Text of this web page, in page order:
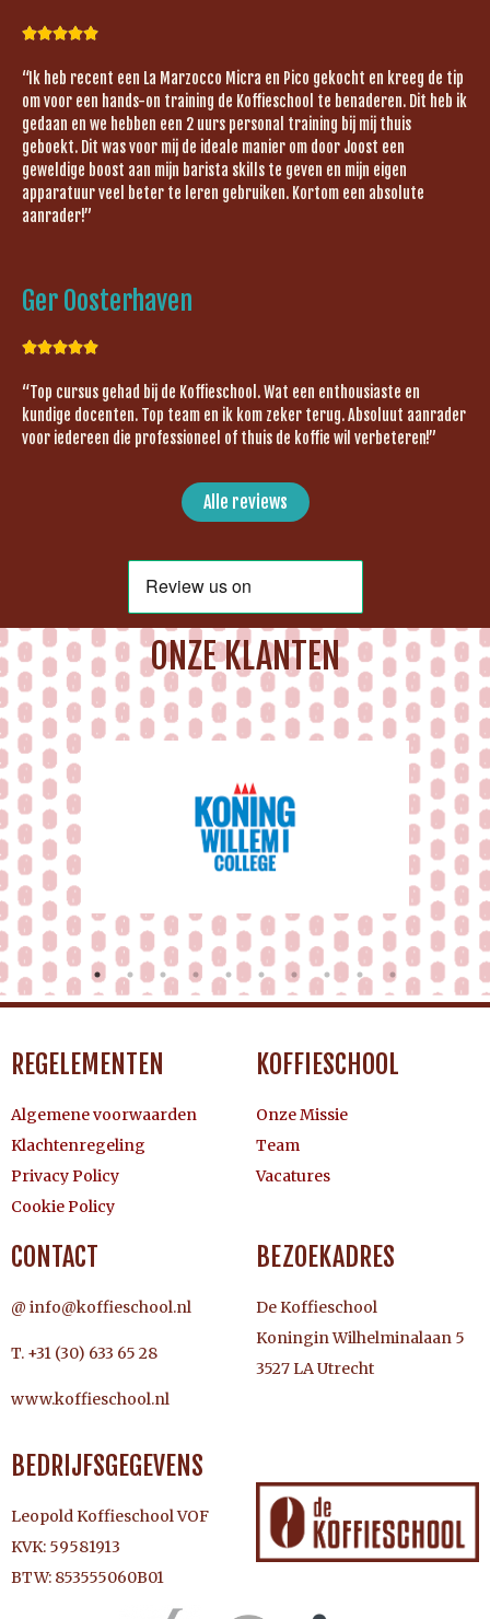

“Ik heb recent een La Marzocco Micra en Pico gekocht en kreeg de tip
om voor een hands-on training de Koffieschool te benaderen. Dit heb ik
gedaan en we hebben een 2 uurs personal training bij mij thuis
geboekt. Dit was voor mij de ideale manier om door Joost een
geweldige boost aan mijn barista skills te geven en mijn eigen
apparatuur veel beter te leren gebruiken. Kortom een absolute
aanrader!”
Ger Oosterhaven

“Top cursus gehad bij de Koffieschool. Wat een enthousiaste en
kundige docenten. Top team en ik kom zeker terug. Absoluut aanrader
voor iedereen die professioneel of thuis de koffie wil verbeteren!”
Alle reviews
ONZE KLANTEN
REGELEMENTEN
Algemene voorwaarden
Klachtenregeling
Privacy Policy
Cookie Policy
KOFFIESCHOOL
Onze Missie
Team
Vacatures
CONTACT
@ info@koffieschool.nl
T. +31 (30) 633 65 28
www.koffieschool.nl
BEZOEKADRES
De Koffieschool
Koningin Wilhelminalaan 5
3527 LA Utrecht
BEDRIJFSGEGEVENS
Leopold Koffieschool VOF
KVK: 59581913
BTW: 853555060B01